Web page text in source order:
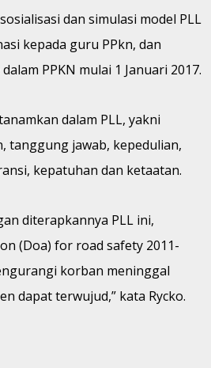
dan simulasi model PLL
kepada guru PPkn, dan
PPKN mulai 1 Januari 2017.
dalam PLL, yakni
tanggung jawab, kepedulian,
kepatuhan dan ketaatan.
diterapkannya PLL ini,
(Doa) for road safety 2011-
korban meninggal
dapat terwujud,” kata Rycko.